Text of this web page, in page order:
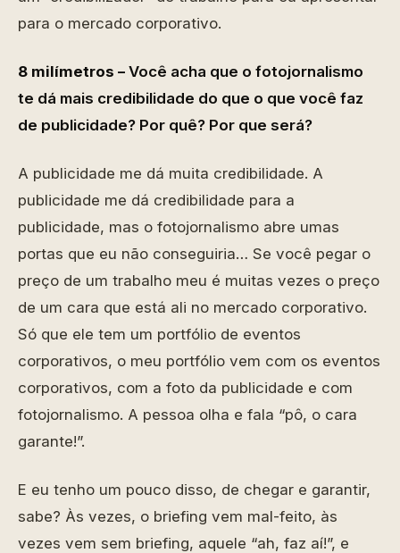
para o mercado corporativo.
8 milímetros – Você acha que o fotojornalismo
te dá mais credibilidade do que o que você faz
de publicidade? Por quê? Por que será?
A publicidade me dá muita credibilidade. A
publicidade me dá credibilidade para a
publicidade, mas o fotojornalismo abre umas
portas que eu não conseguiria… Se você pegar o
preço de um trabalho meu é muitas vezes o preço
de um cara que está ali no mercado corporativo.
Só que ele tem um portfólio de eventos
corporativos, o meu portfólio vem com os eventos
corporativos, com a foto da publicidade e com
fotojornalismo. A pessoa olha e fala “pô, o cara
garante!”.
E eu tenho um pouco disso, de chegar e garantir,
sabe? Às vezes, o briefing vem mal-feito, às
vezes vem sem briefing, aquele “ah, faz aí!”, e